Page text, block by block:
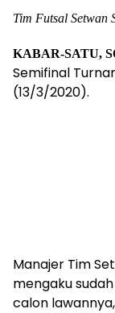
Tim Futsal Setwan
KABAR-SATU,
Semifinal
(13/3/2020).
Manajer Tim
mengaku
calon